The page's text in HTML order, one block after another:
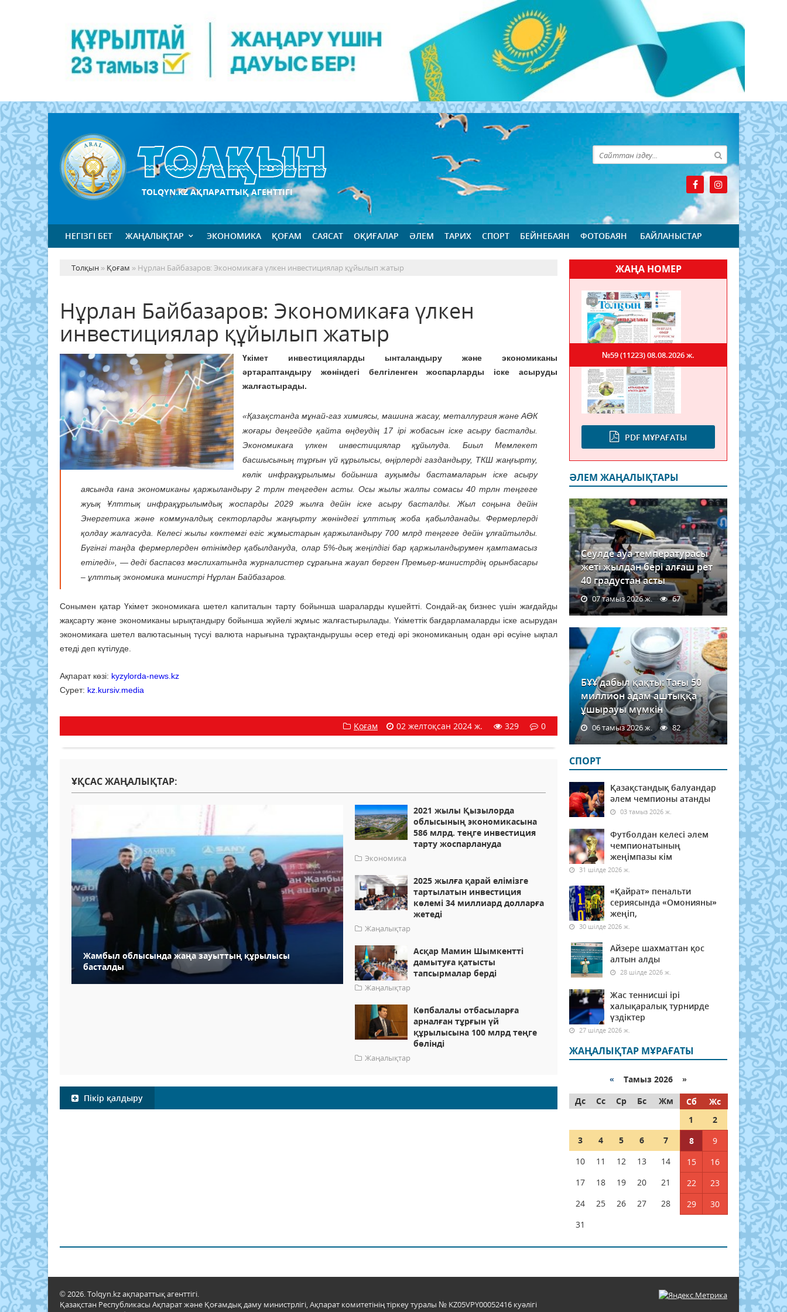
TOLQYN.KZ АҚПАРАТТЫҚ АГЕНТТІГІ
НЕГІЗГІ БЕТ ЖАҢАЛЫҚТАР ЭКОНОМИКА ҚОҒАМ САЯСАТ ОҚИҒАЛАР ӘЛЕМ ТАРИХ СПОРТ БЕЙНЕБАЯН ФОТОБАЯН БАЙЛАНЫСТАР
Толқын » Қоғам » Нұрлан Байбазаров: Экономикаға үлкен инвестициялар құйылып жатыр
Нұрлан Байбазаров: Экономикаға үлкен
инвестициялар құйылып жатыр
Үкімет инвестицияларды ынталандыру және экономиканы
әртараптандыру жөніндегі белгіленген жоспарларды іске асыруды
жалғастырады.
«Қазақстанда мұнай-газ химиясы, машина жасау, металлургия және АӨК
жоғары деңгейде қайта өңдеудің 17 ірі жобасын іске асыру басталды.
Экономикаға үлкен инвестициялар құйылуда. Биыл Мемлекет
басшысының тұрғын үй құрылысы, өңірлерді газдандыру, ТКШ жаңғырту,
көлік инфрақұрылымы бойынша ауқымды бастамаларын іске асыру
аясында ғана экономиканы қаржыландыру 2 трлн теңгеден асты. Осы жылы жалпы сомасы 40 трлн теңгеге
жуық Ұлттық инфрақұрылымдық жоспарды 2029 жылға дейін іске асыру басталды. Жыл соңына дейін
Энергетика және коммуналдық секторларды жаңғырту жөніндегі ұлттық жоба қабылданады. Фермерлерді
қолдау жалғасуда. Келесі жылы көктемгі егіс жұмыстарын қаржыландыру 700 млрд теңгеге дейін ұлғайтылды.
Бүгінгі таңда фермерлерден өтінімдер қабылдануда, олар 5%-дық жеңілдігі бар қаржыландырумен қамтамасыз
етіледі», — деді баспасөз мәслихатында журналистер сұрағына жауап берген Премьер-министрдің орынбасары
– ұлттық экономика министрі Нұрлан Байбазаров.
Сонымен қатар Үкімет экономикаға шетел капиталын тарту бойынша шараларды күшейтті. Сондай-ақ бизнес үшін жағдайды
жақсарту және экономиканы ырықтандыру бойынша жүйелі жұмыс жалғастырылады. Үкіметтік бағдарламаларды іске асырудан
экономикаға шетел валютасының түсуі валюта нарығына тұрақтандырушы әсер етеді әрі экономиканың одан әрі өсуіне ықпал
етеді деп күтілуде.
Ақпарат көзі: kyzylorda-news.kz
Сурет: kz.kursiv.media
Қоғам 02 желтоқсан 2024 ж. 329 0
ҰҚСАС ЖАҢАЛЫҚТАР:
Жамбыл облысында жаңа зауыттың құрылысы
басталды
2021 жылы Қызылорда
облысының экономикасына
586 млрд. теңге инвестиция
тарту жоспарлануда
Экономика
2025 жылға қарай елімізге
тартылатын инвестиция
көлемі 34 миллиард долларға
жетеді
Жаңалықтар
Асқар Мамин Шымкентті
дамытуға қатысты
тапсырмалар берді
Жаңалықтар
Көпбалалы отбасыларға
арналған тұрғын үй
құрылысына 100 млрд теңге
бөлінді
Жаңалықтар
Пікір қалдыру
ЖАҢА НОМЕР
PDF МҰРАҒАТЫ
№59 (11223)08.08.2026 ж.
ӘЛЕМ ЖАҢАЛЫҚТАРЫ
Сеулде ауа температурасы
жеті жылдан бері алғаш рет
40 градустан асты
07 тамыз 2026 ж. 67
БҰҰ дабыл қақты: Тағы 50
миллион адам аштыққа
ұшырауы мүмкін
06 тамыз 2026 ж. 82
СПОРТ
Қазақстандық балуандар
әлем чемпионы атанды
03 тамыз 2026 ж.
Футболдан келесі әлем
чемпионатының
жеңімпазы кім
31 шілде 2026 ж.
«Қайрат» пенальти
сериясында «Омонияны»
жеңіп,
30 шілде 2026 ж.
Айзере шахматтан қос
алтын алды
28 шілде 2026 ж.
Жас теннисші ірі
халықаралық турнирде
үздіктер
27 шілде 2026 ж.
ЖАҢАЛЫҚТАР МҰРАҒАТЫ
« Тамыз 2026 »
Дс
Сс Ср Бс Жм Сб
Жс
1
2
3
4 5 6 7 8
9
10
11 12 13 14 15
16
17
18 19 20 21 22
23
24
25 26 27 28 29
30
31
© 2026. Tolqyn.kz ақпараттық агенттігі.
Қазақстан Республикасы Ақпарат және Қоғамдық даму министрлігі, Ақпарат комитетінің тіркеу туралы № KZ05VPY00052416 куәлігі